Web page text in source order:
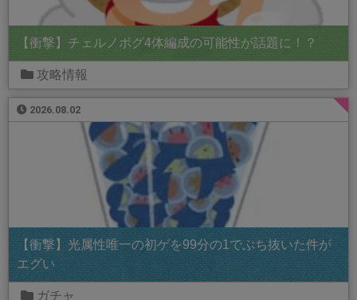
【衝撃】チェルノボグ4体編成の可能性が話題に！？
攻略情報
2026.08.02
【衝撃】光属性唯一の初ゲを99分の1でぶち抜いた件が
エグい
ガチャ